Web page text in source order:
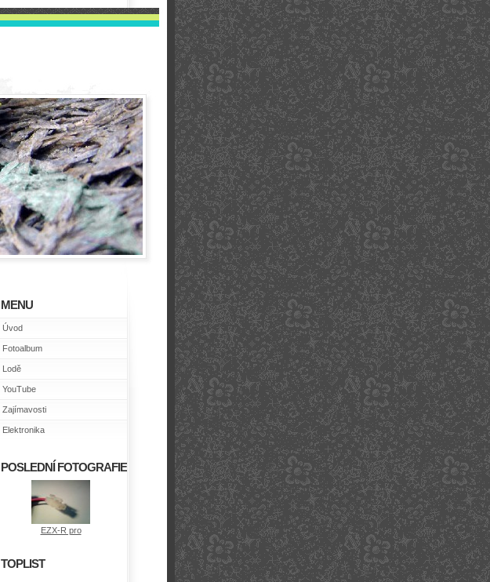
MENU
Úvod
Fotoalbum
Lodě
YouTube
Zajímavosti
Elektronika
POSLEDNÍ FOTOGRAFIE
EZX-R pro
TOPLIST